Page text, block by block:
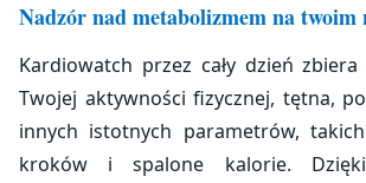
Nadzór nad metabolizmem na twoim
Kardiowatch przez cały dzień
Twojej aktywności fizycznej, tętna,
innych istotnych parametrów,
kroków i spalone kalorie.